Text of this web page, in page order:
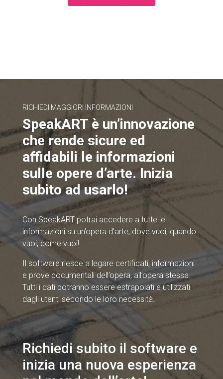
RICHIEDI MAGGIORI INFORMAZIONI
SpeakART è un’innovazione
che rende sicure ed
affidabili le informazioni
sulle opere d’arte. Inizia
subito ad usarlo!
Con SpeakART potrai accedere a tutte le
informazioni su un’opera d’arte, dove vuoi, quando
vuoi, come vuoi!
Il software riesce a legare certificati, informazioni
e prove documentali dell’opera, all’opera stessa.
Tutti i dati potranno essere estrapolati e utilizzati
dagli utenti secondo le loro necessità.
Richiedi subito il software e
inizia una nuova esperienza